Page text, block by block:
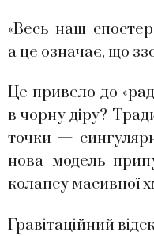
«Весь наш
а це означає, що
Це привело до
в чорну діру?
точки —
нова модель
колапсу масивної
Гравітаційний